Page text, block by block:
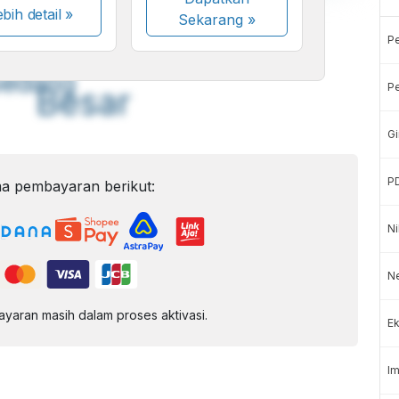
A
Font
Besar
detail »
Sekarang»
pembayaran berikut:
masih dalam proses aktivasi.